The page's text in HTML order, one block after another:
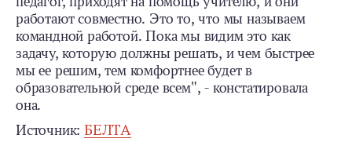
работают совместно. Это то, что мы называем
командной работой. Пока мы видим это как
задачу, которую должны решать, и чем быстрее
мы ее решим, тем комфортнее будет в
образовательной среде всем", - констатировала
она.
Источник:БЕЛТА